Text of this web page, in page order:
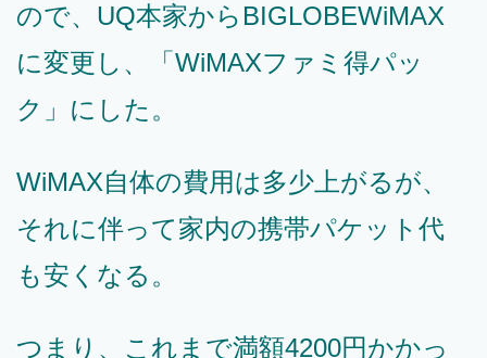
ので、UQ本家からBIGLOBEWiMAX
に変更し、「WiMAXファミ得パッ
ク」にした。
WiMAX自体の費用は多少上がるが、
それに伴って家内の携帯パケット代
も安くなる。
つまり、これまで満額4200円かかっ